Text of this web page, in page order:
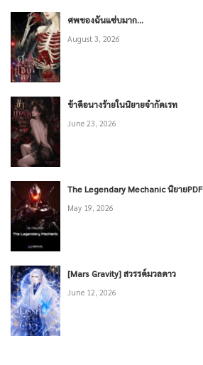
ศพของฉันแซ่บมาก…
August 3, 2026
ข้าคือนางร้ายในนิยายจำกัดเรท
June 23, 2026
The Legendary Mechanic นิยายPDF
May 19, 2026
[Mars Gravity] สวรรค์มวลดาว
June 12, 2026